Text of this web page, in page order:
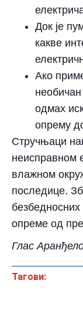
Док је
какве
Ако
одмах
опрему
Стручњаци
неисправном
влажном
последице.
опреме од
Глас
Тагови: